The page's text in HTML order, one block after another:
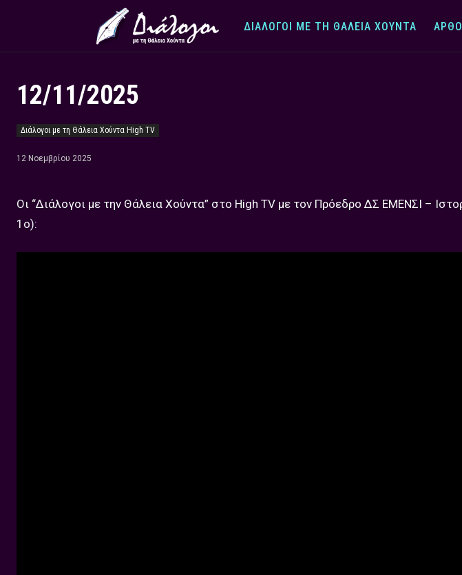
ΔΙΆΛΟΓΟΙ ΜΕ ΤΗ ΘΆΛΕΙΑ ΧΟΎΝΤΑ
12/11/2025
Διάλογοι με τη Θάλεια Χούντα High TV
12 Νοεμβρίου 2025
Οι “Διάλογοι με την Θάλεια Χούντα” στο High TV με τον Πρόεδρο ΔΣ ΕΜΕΝΣΙ –
1ο):